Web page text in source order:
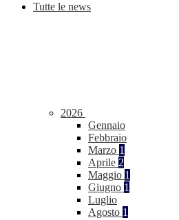
Tutte le news
2026
Gennaio
Febbraio
Marzo 1
Aprile 2
Maggio 1
Giugno 1
Luglio
Agosto 1